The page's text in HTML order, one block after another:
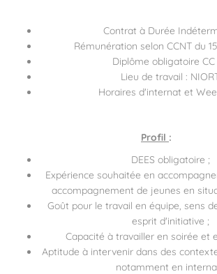
Contrat à Durée
Rémunération selon CCNT du
Diplôme obligatoire CC
Lieu de travail :
Horaires d'internat et
Profil :
DEES obligatoire ;
Expérience souhaitée en
accompagnement de jeunes en
Goût pour le travail en équipe, sens
esprit d'initiative ;
Capacité à travailler en soirée et
Aptitude à intervenir dans des
notamment en